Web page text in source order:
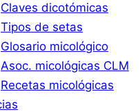
Claves dicotómicas
Tipos de setas
Glosario micológico
Asoc. micológicas CLM
Recetas micológicas